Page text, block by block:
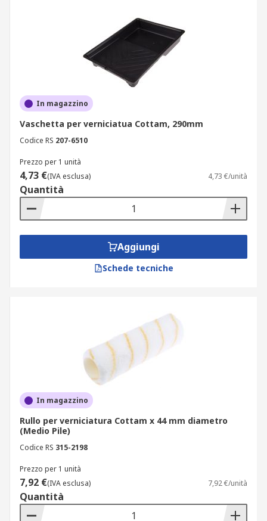
In magazzino
Vaschetta per verniciatua Cottam, 290mm
Codice RS 207-6510
Prezzo per 1 unità
4,73 €(IVA esclusa) 4,73 €/unità
Quantità
Aggiungi
Schede tecniche
In magazzino
Rullo per verniciatura Cottam x 44 mm diametro
(Medio Pile)
Codice RS 315-2198
Prezzo per 1 unità
7,92 €(IVA esclusa) 7,92 €/unità
Quantità